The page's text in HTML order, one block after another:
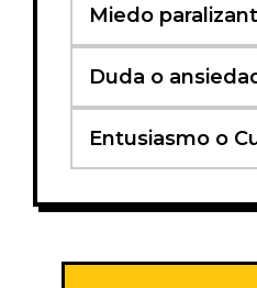
Miedo
Duda o
Entusiasmo o